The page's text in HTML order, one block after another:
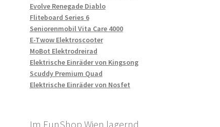
Evolve Renegade Diablo
Fliteboard Series 6
Seniorenmobil Vita Care 4000
E-Twow Elektroscooter
MoBot Elektrodreirad
Elektrische Einräder von Kingsong
Scuddy Premium Quad
Elektrische Einräder von Nosfet
Im FunShop Wien lagernd